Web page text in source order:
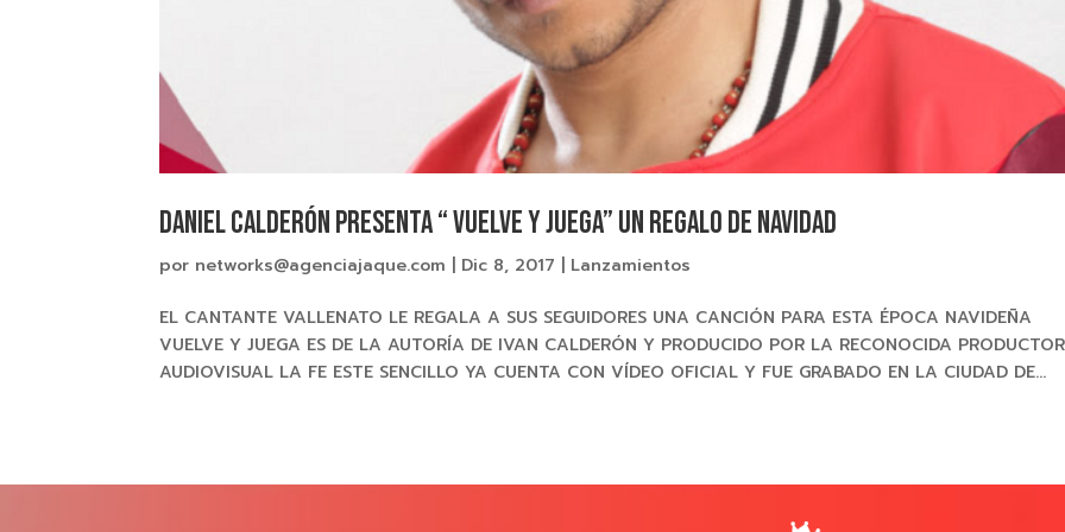
DANIEL CALDERÓN presenta “ VUELVE Y JUEGA” un regalo de navidad
por networks@agenciajaque.com Dic 8, 2017 Lanzamientos
EL CANTANTE VALLENATO LE REGALA A SUS SEGUIDORES UNA CANCIÓN PARA ESTA ÉPOCA NAVIDEÑA
VUELVE Y JUEGA ES DE LA AUTORÍA DE IVAN CALDERÓN Y PRODUCIDO POR LA RECONOCIDA
AUDIOVISUAL LA FE ESTE SENCILLO YA CUENTA CON VÍDEO OFICIAL Y FUE GRABADO EN LA CIUDAD DE...